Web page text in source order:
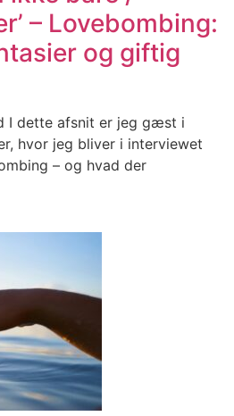
– Lovebombing:
og giftig
I dette afsnit er jeg gæst i
hvor jeg bliver i interviewet
– og hvad der